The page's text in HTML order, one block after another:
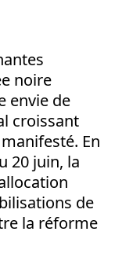
noire
envie de
croissant
En
20 juin, la
de
la réforme